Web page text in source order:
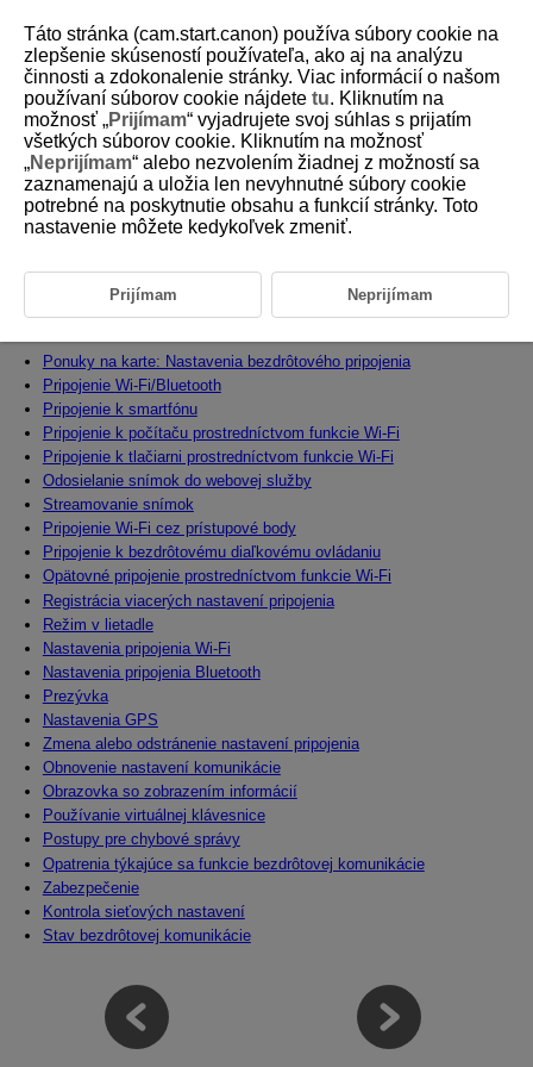
D101-142
Bezdrôtové funkcie
Táto kapitola obsahuje informácie o tom, ako môžete fotoaparát
bezdrôtovo pripojiť k smartfónu cez pripojenieBluetooth
odosielať snímky do zariadení alebo webových služieb, ako ovládať
a o ďalších operáciách.
Upozornenie
Ponuky na karte: Nastavenia bezdrôtového pripojenia
Pripojenie Wi-Fi/Bluetooth
Pripojenie k smartfónu
Pripojenie k počítaču prostredníctvom funkcie Wi-Fi
Pripojenie k tlačiarni prostredníctvom funkcie Wi-Fi
Odosielanie snímok do webovej služby
Streamovanie snímok
Pripojenie Wi-Fi cez prístupové body
Pripojenie k bezdrôtovému diaľkovému ovládaniu
Opätovné pripojenie prostredníctvom funkcie Wi-Fi
Registrácia viacerých nastavení pripojenia
Režim v lietadle
Nastavenia pripojenia Wi-Fi
Nastavenia pripojenia Bluetooth
Prezývka
Nastavenia GPS
Zmena alebo odstránenie nastavení pripojenia
Obnovenie nastavení komunikácie
Obrazovka so zobrazením informácií
Používanie virtuálnej klávesnice
Postupy pre chybové správy
Opatrenia týkajúce sa funkcie bezdrôtovej komunikácie
Zabezpečenie
Kontrola sieťových nastavení
Stav bezdrôtovej komunikácie
Táto stránka (cam.start.canon) používa súbory cookie na
zlepšenie skúseností používateľa, ako aj na analýzu
činnosti a zdokonalenie stránky. Viac informácií o našom
používaní súborov cookie nájdete tu. Kliknutím na
možnosť „Prijímam“ vyjadrujete svoj súhlas s prijatím
všetkých súborov cookie. Kliknutím na možnosť
„Neprijímam“ alebo nezvolením žiadnej z možností sa
zaznamenajú a uložia len nevyhnutné súbory cookie
potrebné na poskytnutie obsahu a funkcií stránky. Toto
nastavenie môžete kedykoľvek zmeniť.
Prijímam Neprijímam